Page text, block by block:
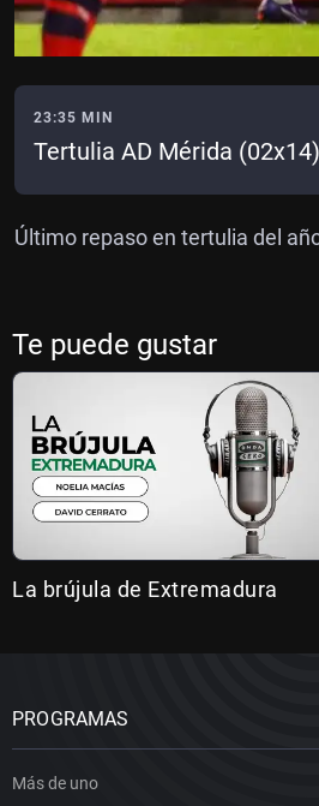
23:35 MIN
Tertulia AD Mérida (02x14)
Último repaso en tertulia del
Te puede gustar
La brújula de Extremadura
PROGRAMAS
Más de uno